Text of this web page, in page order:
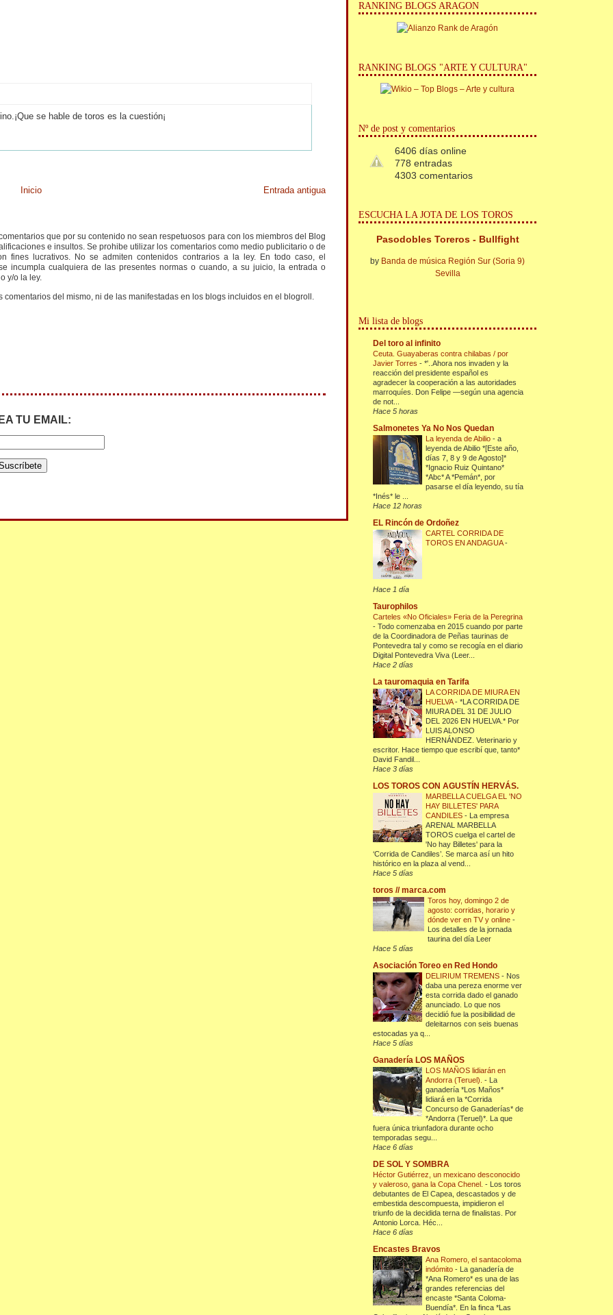
se hable de toros es la cuestión¡
Entrada antigua
Inicio
que por su contenido no sean respetuosos para con los miembros del Blog
e insultos. Se prohibe utilizar los comentarios como medio publicitario o de
fines lucrativos. No se admiten contenidos contrarios a la ley. En todo caso, el
incumpla cualquiera de las presentes normas o cuando, a su juicio, la entrada o
y/o la ley.
del mismo, ni de las manifestadas en los blogs incluidos en el blogroll.
TU EMAIL:
RANKING BLOGS ARAGON
RANKING BLOGS "ARTE Y CULTURA"
Nº de post y comentarios
6406 días online
778 entradas
4303 comentarios
ESCUCHA LA JOTA DE LOS TOROS
Pasodobles Toreros - Bullfight
by Banda de música Región Sur (Soria 9)
Sevilla
Mi lista de blogs
Del toro al infinito
Ceuta. Guayaberas contra chilabas / por
Javier Torres-*'..Ahora nos invaden y la
reacción del presidente español es
agradecer la cooperación a las autoridades
marroquíes. Don Felipe —según una agencia
de not...
Hace 5 horas
Salmonetes Ya No Nos Quedan
La leyenda de Abilio-a
leyenda de Abilio *[Este año,
días 7, 8 y 9 de Agosto]*
*Ignacio Ruiz Quintano*
*Abc* A *Pemán*, por
pasarse el día leyendo, su tía
*Inés* le ...
Hace 12 horas
EL Rincón de Ordoñez
CARTEL CORRIDA DE
TOROS EN ANDAGUA-
Hace 1 día
Taurophilos
Carteles «No Oficiales» Feria de la Peregrina
-Todo comenzaba en 2015 cuando por parte
de la Coordinadora de Peñas taurinas de
Pontevedra tal y como se recogía en el diario
Digital Pontevedra Viva (Leer...
Hace 2 días
La tauromaquia en Tarifa
LA CORRIDA DE MIURA EN
HUELVA-*LA CORRIDA DE
MIURA DEL 31 DE JULIO
DEL 2026 EN HUELVA.* Por
LUIS ALONSO
HERNÁNDEZ. Veterinario y
escritor. Hace tiempo que escribí que, tanto*
David Fandil...
Hace 3 días
LOS TOROS CON AGUSTÍN HERVÁS.
MARBELLA CUELGA EL 'NO
HAY BILLETES' PARA
CANDILES- La empresa
ARENAL MARBELLA
TOROS cuelga el cartel de
'No hay Billetes' para la
‘Corrida de Candiles’. Se marca así un hito
histórico en la plaza al vend...
Hace 5 días
toros // marca.com
Toros hoy, domingo 2 de
agosto: corridas, horario y
dónde ver en TV y online-
Los detalles de la jornada
taurina del día Leer
Hace 5 días
Asociación Toreo en Red Hondo
DELIRIUM TREMENS- Nos
daba una pereza enorme ver
esta corrida dado el ganado
anunciado. Lo que nos
decidió fue la posibilidad de
deleitarnos con seis buenas
estocadas ya q...
Hace 5 días
Ganadería LOS MAÑOS
LOS MAÑOS lidiarán en
Andorra (Teruel).- La
ganadería *Los Maños*
lidiará en la *Corrida
Concurso de Ganaderías* de
*Andorra (Teruel)*. La que
fuera única triunfadora durante ocho
temporadas segu...
Hace 6 días
DE SOL Y SOMBRA
Héctor Gutiérrez, un mexicano desconocido
y valeroso, gana la Copa Chenel.- Los toros
debutantes de El Capea, descastados y de
embestida descompuesta, impidieron el
triunfo de la decidida terna de finalistas. Por
Antonio Lorca. Héc...
Hace 6 días
Encastes Bravos
Ana Romero, el santacoloma
indómito- La ganadería de
*Ana Romero* es una de las
grandes referencias del
encaste *Santa Coloma-
Buendía*. En la finca *Las